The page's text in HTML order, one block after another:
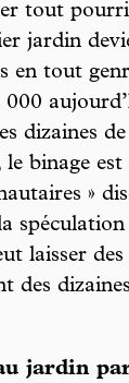
tout
jardin
en tout
000
dizaines
le binage
»
laisser
des
jardin